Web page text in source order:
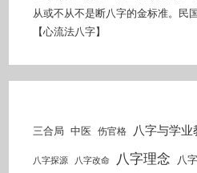
从或不从不是断八字的金标准。民
【心流法八字】
三合局 中医 伤官格 八字与学业
八字探源 八字改命 八字理念 八